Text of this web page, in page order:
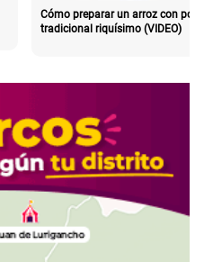
Cómo preparar un arroz con pollo
tradicional riquísimo (VIDEO)